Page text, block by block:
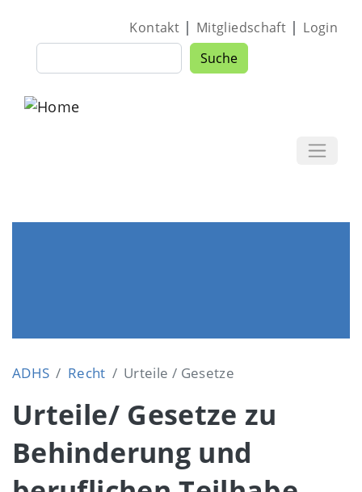
Suche Suche
Kontakt| Mitgliedschaft | Login
ADHS Recht Urteile / Gesetze
Urteile/ Gesetze zu
Behinderung und